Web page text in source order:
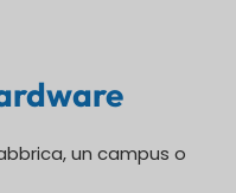
un campus o